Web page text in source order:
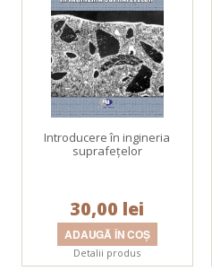
Introducere în ingineria
suprafeţelor
30,00 lei
Detalii produs